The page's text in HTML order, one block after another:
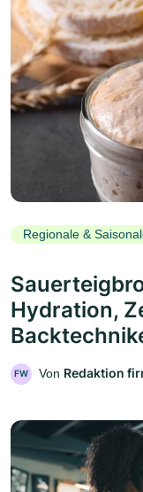
Regionale &
Hydration,
FW Von Redaktion